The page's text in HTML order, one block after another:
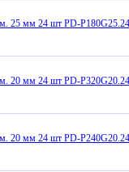
25 мм 24 шт PD-P180G25.24
20 мм 24 шт PD-P320G20.24
20 мм 24 шт PD-P240G20.24